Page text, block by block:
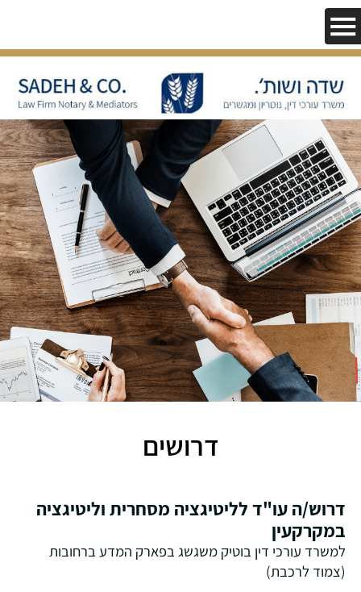
דרושים
דרוש/ה עו"ד לליטיגציה מסחרית וליטיגציה
במקרקעין
למשרד עורכי דין בוטיק משגשג בפארק המדע ברחובות
(צמוד לרכבת)